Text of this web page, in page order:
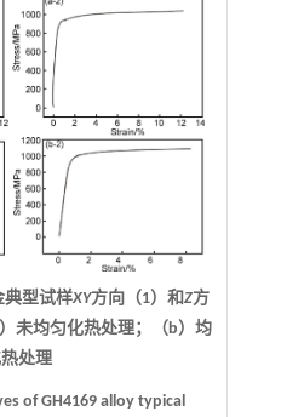
典型试样XY方向（1）和Z方
未均匀化热处理；（b）均
处理
of GH4169 alloy typical